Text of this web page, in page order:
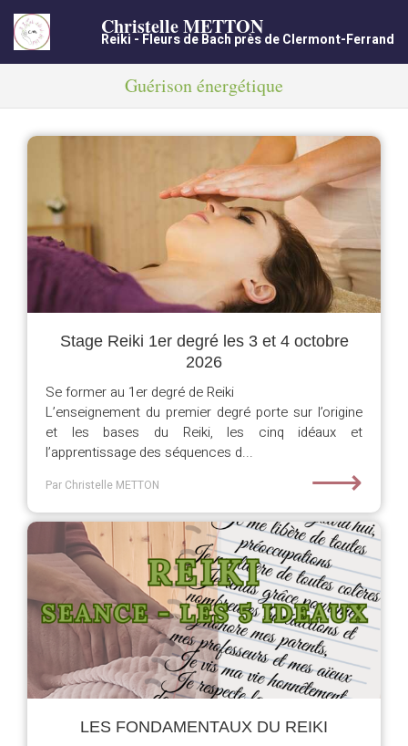
Christelle METTON
Reiki - Fleurs de Bach près de Clermont-Ferrand
Guérison énergétique
Stage Reiki 1er degré les 3 et 4 octobre
2026
Se former au 1er degré de Reiki
L’enseignement du premier degré porte sur l’origine
et les bases du Reiki, les cinq idéaux et
l’apprentissage des séquences d...
Par Christelle METTON ⟶
LES FONDAMENTAUX DU REIKI